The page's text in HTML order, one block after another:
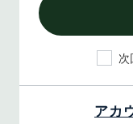
アカ